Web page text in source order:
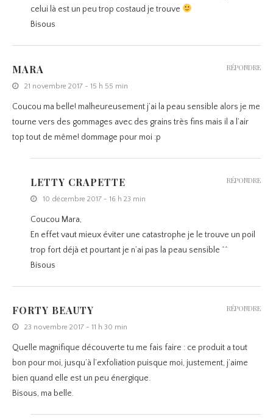
celui là est un peu trop costaud je trouve
Bisous
MARA
21 novembre 2017 - 15 h 55 min
Coucou ma belle! malheureusement j’ai la peau sensible alors je me
tourne vers des gommages avec des grains très fins mais il a l’air
top tout de même! dommage pour moi :p
RÉPONDRE
LETTY CRAPETTE
10 décembre 2017 - 16 h 23 min
Coucou Mara,
En effet vaut mieux éviter une catastrophe je le trouve un poil
trop fort déjà et pourtant je n’ai pas la peau sensible ^^
Bisous
RÉPONDRE
FORTY BEAUTY
23 novembre 2017 - 11 h 30 min
Quelle magnifique découverte tu me fais faire : ce produit a tout
bon pour moi, jusqu’à l’exfoliation puisque moi, justement, j’aime
bien quand elle est un peu énergique.
Bisous, ma belle.
RÉPONDRE